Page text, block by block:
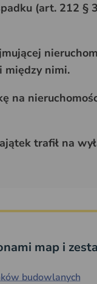
(art. 212 §
między nimi.
na
trafił na
map i
budowlanych